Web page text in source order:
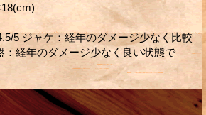
ジャケ：経年のダメージ少なく比較
経年のダメージ少なく良い状態で